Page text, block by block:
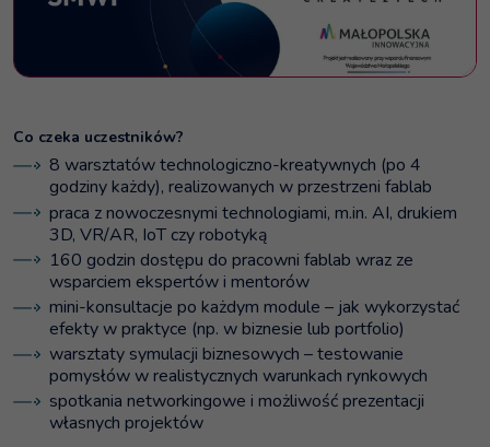
Co czeka uczestników?
8 warsztatów technologiczno-kreatywnych (po 4
godziny każdy), realizowanych w przestrzeni fablab
praca z nowoczesnymi technologiami, m.in. AI, drukiem
3D, VR/AR, IoT czy robotyką
160 godzin dostępu do pracowni fablab wraz ze
wsparciem ekspertów i mentorów
mini-konsultacje po każdym module – jak wykorzystać
efekty w praktyce (np. w biznesie lub portfolio)
warsztaty symulacji biznesowych – testowanie
pomysłów w realistycznych warunkach rynkowych
spotkania networkingowe i możliwość prezentacji
własnych projektów